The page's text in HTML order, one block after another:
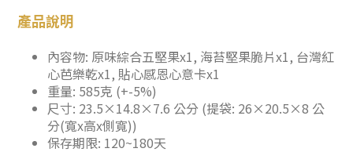
產品說明
內容物: 原味綜合五堅果x1, 海苔堅果脆片x1, 台灣紅
心芭樂乾x1, 貼心感恩心意卡x1
重量: 585克 (+-5%)
尺寸: 23.5×14.8×7.6 公分 (提袋: 26×20.5×8 公
分(寬x高x側寬))
保存期限: 120~180天